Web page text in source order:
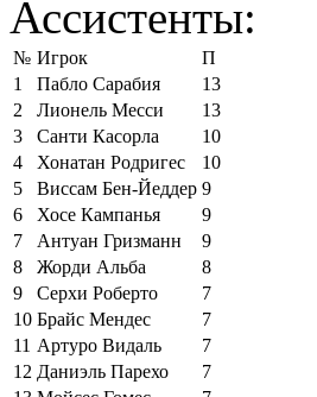
Ассистенты:
№ Игрок
П
1
Пабло Сарабия
13
2
Лионель Месси
13
3
Санти Касорла
10
4
Хонатан Родригес
10
5
Виссам Бен-Йеддер 9
6
Хосе Кампанья
9
7
Антуан Гризманн
9
8
Жорди Альба
8
9
Серхи Роберто
7
10 Брайс Мендес
7
11 Артуро Видаль
7
12 Даниэль Парехо
7